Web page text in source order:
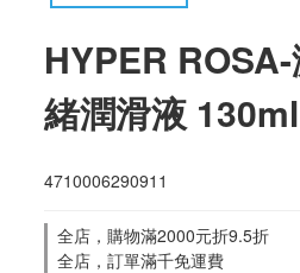
HYPER
緒潤滑液 130ml
4710006290911
全店，購物滿2000元折9.5折
全店，訂單滿千免運費